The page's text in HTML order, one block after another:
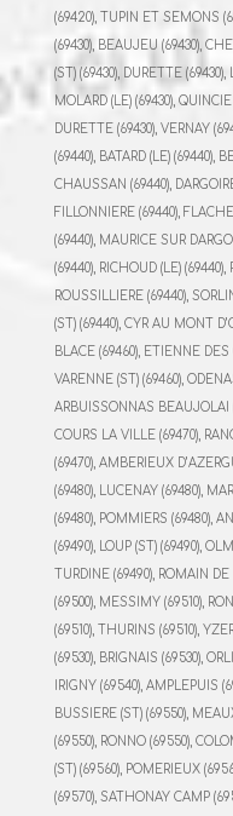
(69420), TUPIN ET SEMONS
(69430), BEAUJEU (69430),
(ST) (69430), DURETTE
MOLARD (LE) (69430),
DURETTE (69430), VERNAY
(69440), BATARD (LE) (69440),
CHAUSSAN (69440),
FILLONNIERE (69440),
(69440), MAURICE SUR
(69440), RICHOUD (LE) (69440),
ROUSSILLIERE (69440),
(ST) (69440), CYR AU MONT
BLACE (69460), ETIENNE
VARENNE (ST) (69460),
ARBUISSONNAS BEAUJOLAI
COURS LA VILLE (69470),
(69470), AMBERIEUX
(69480), LUCENAY (69480),
(69480), POMMIERS (69480),
(69490), LOUP (ST) (69490),
TURDINE (69490), ROMAIN
(69500), MESSIMY (69510),
(69510), THURINS (69510),
(69530), BRIGNAIS (69530),
IRIGNY (69540), AMPLEPUIS
BUSSIERE (ST) (69550),
(69550), RONNO (69550),
(ST) (69560), POMERIEUX
(69570), SATHONAY CAMP